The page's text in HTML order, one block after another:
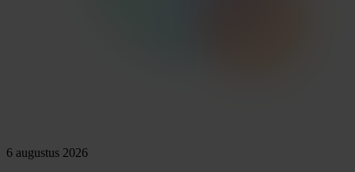
6 augustus 2026